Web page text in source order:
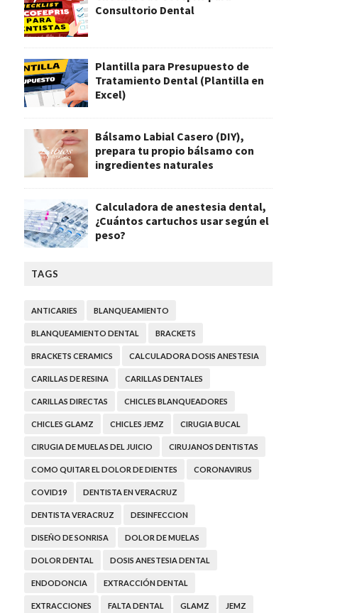
Consultorio Dental
Plantilla para Presupuesto de
Tratamiento Dental (Plantilla en
Excel)
Bálsamo Labial Casero (DIY),
prepara tu propio bálsamo con
ingredientes naturales
Calculadora de anestesia dental,
¿Cuántos cartuchos usar según el
peso?
TAGS
ANTICARIES BLANQUEAMIENTO
BLANQUEAMIENTO DENTAL BRACKETS
BRACKETS CERAMICS CALCULADORA DOSIS ANESTESIA
CARILLAS DE RESINA CARILLAS DENTALES
CARILLAS DIRECTAS CHICLES BLANQUEADORES
CHICLES GLAMZ CHICLES JEMZ CIRUGIA BUCAL
CIRUGIA DE MUELAS DEL JUICIO CIRUJANOS DENTISTAS
COMO QUITAR EL DOLOR DE DIENTES CORONAVIRUS
COVID19 DENTISTA EN VERACRUZ
DENTISTA VERACRUZ DESINFECCION
DISEÑO DE SONRISA DOLOR DE MUELAS
DOLOR DENTAL DOSIS ANESTESIA DENTAL
ENDODONCIA EXTRACCIÓN DENTAL
EXTRACCIONES FALTA DENTAL GLAMZ JEMZ